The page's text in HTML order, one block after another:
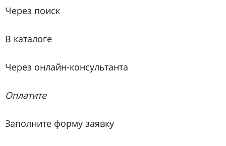
Через поиск
В каталоге
Через онлайн-консультанта
Оплатите
Заполните форму заявку